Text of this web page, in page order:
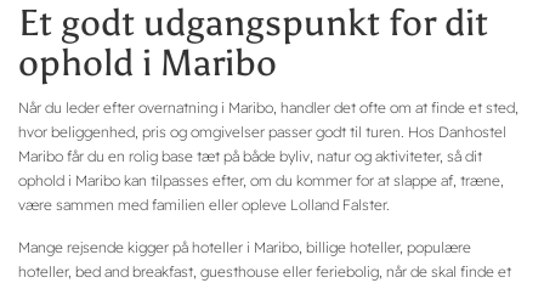
Et godt udgangspunkt for dit
ophold i Maribo
Når du leder efter overnatning i Maribo, handler det ofte om at finde et sted,
hvor beliggenhed, pris og omgivelser passer godt til turen. Hos Danhostel
Maribo får du en rolig base tæt på både byliv, natur og aktiviteter, så dit
ophold i Maribo kan tilpasses efter, om du kommer for at slappe af, træne,
være sammen med familien eller opleve Lolland Falster.
Mange rejsende kigger på hoteller i Maribo, billige hoteller, populære
hoteller, bed and breakfast, guesthouse eller feriebolig, når de skal finde et